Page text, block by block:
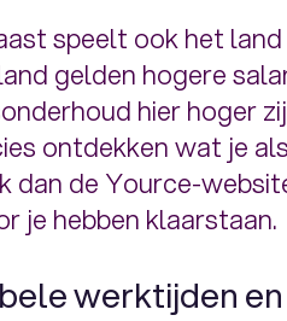
speelt ook het
gelden hogere
hier hoger
ontdekken wat je
dan de Yource-
je hebben klaarstaan.
werktijden